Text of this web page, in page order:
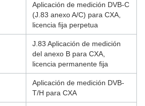
Aplicación de medición DVB-C
(J.83 anexo A/C) para CXA,
licencia fija perpetua
J.83 Aplicación de medición
del anexo B para CXA,
licencia permanente fija
Aplicación de medición DVB-
T/H para CXA